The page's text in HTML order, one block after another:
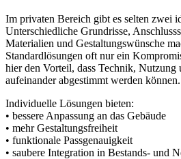
Im privaten Bereich gibt es selten zwei
Unterschiedliche Grundrisse,
Materialien und Gestaltungswünsche
Standardlösungen oft nur ein
hier den Vorteil, dass Technik,
aufeinander abgestimmt werden können.
Individuelle Lösungen bieten:
• bessere Anpassung an das Gebäude
• mehr Gestaltungsfreiheit
• funktionale Passgenauigkeit
• saubere Integration in Bestands- und